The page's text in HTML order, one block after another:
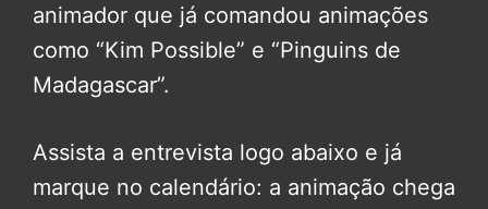
animador que já comandou animações
como “Kim Possible” e “Pinguins de
Madagascar”.
Assista a entrevista logo abaixo e já
marque no calendário: a animação chega